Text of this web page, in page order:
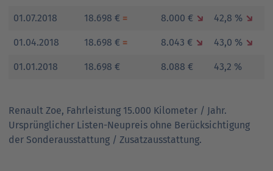
01.07.2018 18.698 € = 8.000 € ↘ 42,8 % ↘
01.04.2018 18.698 € = 8.043 € ↘ 43,0 % ↘
01.01.2018 18.698 € 8.088 € 43,2 %
Renault Zoe, Fahrleistung 15.000 Kilometer / Jahr.
Ursprünglicher Listen-Neupreis ohne Berücksichtigung
der Sonderausstattung / Zusatzausstattung.